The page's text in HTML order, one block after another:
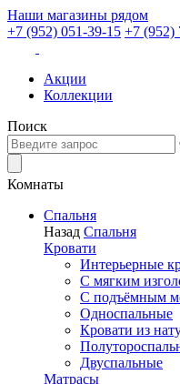
Наши магазины рядом
+7 (952) 051-39-15 +7 (952)
Акции
Коллекции
Поиск
Комнаты
Спальня
Назад Спальня
Кровати
Интерьерные
С мягким
С подъёмным
Односпальные
Кровати из
Двуспальные
Матрасы